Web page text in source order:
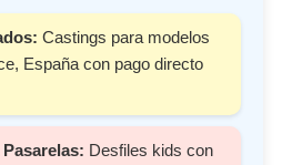
Castings para modelos
España con pago directo
Desfiles kids con